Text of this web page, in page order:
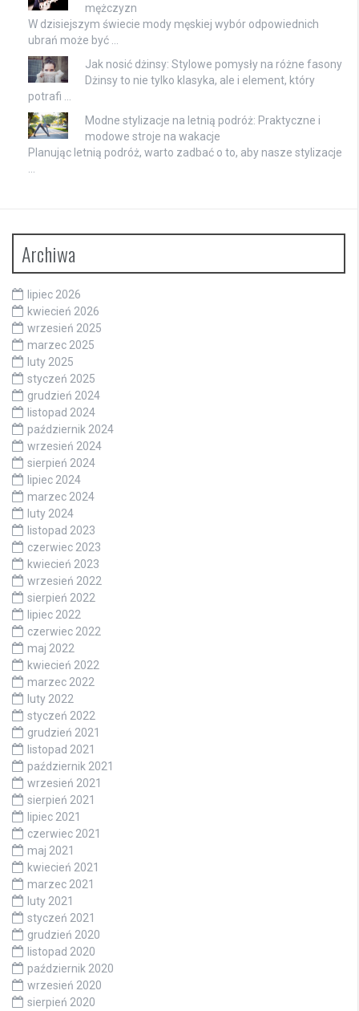
mężczyzn
W dzisiejszym świecie mody męskiej wybór odpowiednich
ubrań może być …
Jak nosić dżinsy: Stylowe pomysły na różne fasony
Dżinsy to nie tylko klasyka, ale i element, który
potrafi …
Modne stylizacje na letnią podróż: Praktyczne i
modowe stroje na wakacje
Planując letnią podróż, warto zadbać o to, aby nasze stylizacje
Archiwa
lipiec 2026
kwiecień 2026
wrzesień 2025
marzec 2025
luty 2025
styczeń 2025
grudzień 2024
listopad 2024
październik 2024
wrzesień 2024
sierpień 2024
lipiec 2024
marzec 2024
luty 2024
listopad 2023
czerwiec 2023
kwiecień 2023
wrzesień 2022
sierpień 2022
lipiec 2022
czerwiec 2022
maj 2022
kwiecień 2022
marzec 2022
luty 2022
styczeń 2022
grudzień 2021
listopad 2021
październik 2021
wrzesień 2021
sierpień 2021
lipiec 2021
czerwiec 2021
maj 2021
kwiecień 2021
marzec 2021
luty 2021
styczeń 2021
grudzień 2020
listopad 2020
październik 2020
wrzesień 2020
sierpień 2020